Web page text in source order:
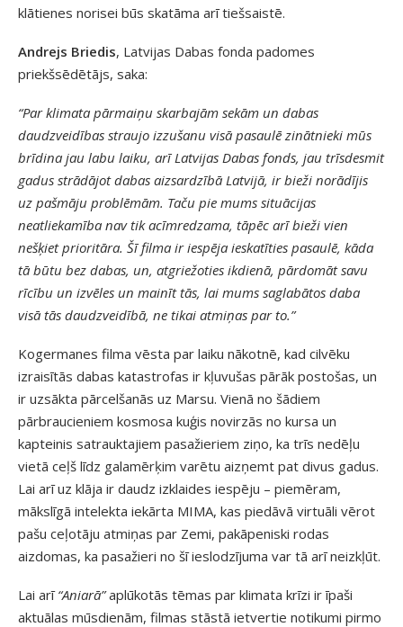
klātienes norisei būs skatāma arī tiešsaistē.
Andrejs Briedis, Latvijas Dabas fonda padomes
priekšsēdētājs, saka:
“Par klimata pārmaiņu skarbajām sekām un dabas
daudzveidības straujo izzušanu visā pasaulē zinātnieki mūs
brīdina jau labu laiku, arī Latvijas Dabas fonds, jau trīsdesmit
gadus strādājot dabas aizsardzībā Latvijā, ir bieži norādījis
uz pašmāju problēmām. Taču pie mums situācijas
neatliekamība nav tik acīmredzama, tāpēc arī bieži vien
nešķiet prioritāra. Šī filma ir iespēja ieskatīties pasaulē, kāda
tā būtu bez dabas, un, atgriežoties ikdienā, pārdomāt savu
rīcību un izvēles un mainīt tās, lai mums saglabātos daba
visā tās daudzveidībā, ne tikai atmiņas par to.”
Kogermanes filma vēsta par laiku nākotnē, kad cilvēku
izraisītās dabas katastrofas ir kļuvušas pārāk postošas, un
ir uzsākta pārcelšanās uz Marsu. Vienā no šādiem
pārbraucieniem kosmosa kuģis novirzās no kursa un
kapteinis satrauktajiem pasažieriem ziņo, ka trīs nedēļu
vietā ceļš līdz galamērķim varētu aizņemt pat divus gadus.
Lai arī uz klāja ir daudz izklaides iespēju – piemēram,
mākslīgā intelekta iekārta MIMA, kas piedāvā virtuāli vērot
pašu ceļotāju atmiņas par Zemi, pakāpeniski rodas
aizdomas, ka pasažieri no šī ieslodzījuma var tā arī neizkļūt.
Lai arī“Aniarā”aplūkotās tēmas par klimata krīzi ir īpaši
aktuālas mūsdienām, filmas stāstā ietvertie notikumi pirmo